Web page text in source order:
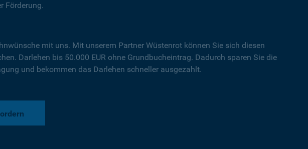
Förderung.
mit uns. Mit unserem Partner Wüstenrot können Sie sich diesen
Darlehen bis 50.000 EUR ohne Grundbucheintrag. Dadurch sparen Sie die
und bekommen das Darlehen schneller ausgezahlt.